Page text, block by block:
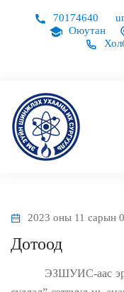
70174640
Оюутан
2023 оны 11 сарын
Дотоод
ЭЗШУИС-аас